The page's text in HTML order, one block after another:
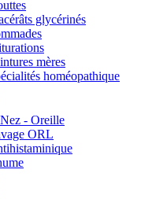
glycérinés
mères
homéopathique
Nez - Oreille
ORL